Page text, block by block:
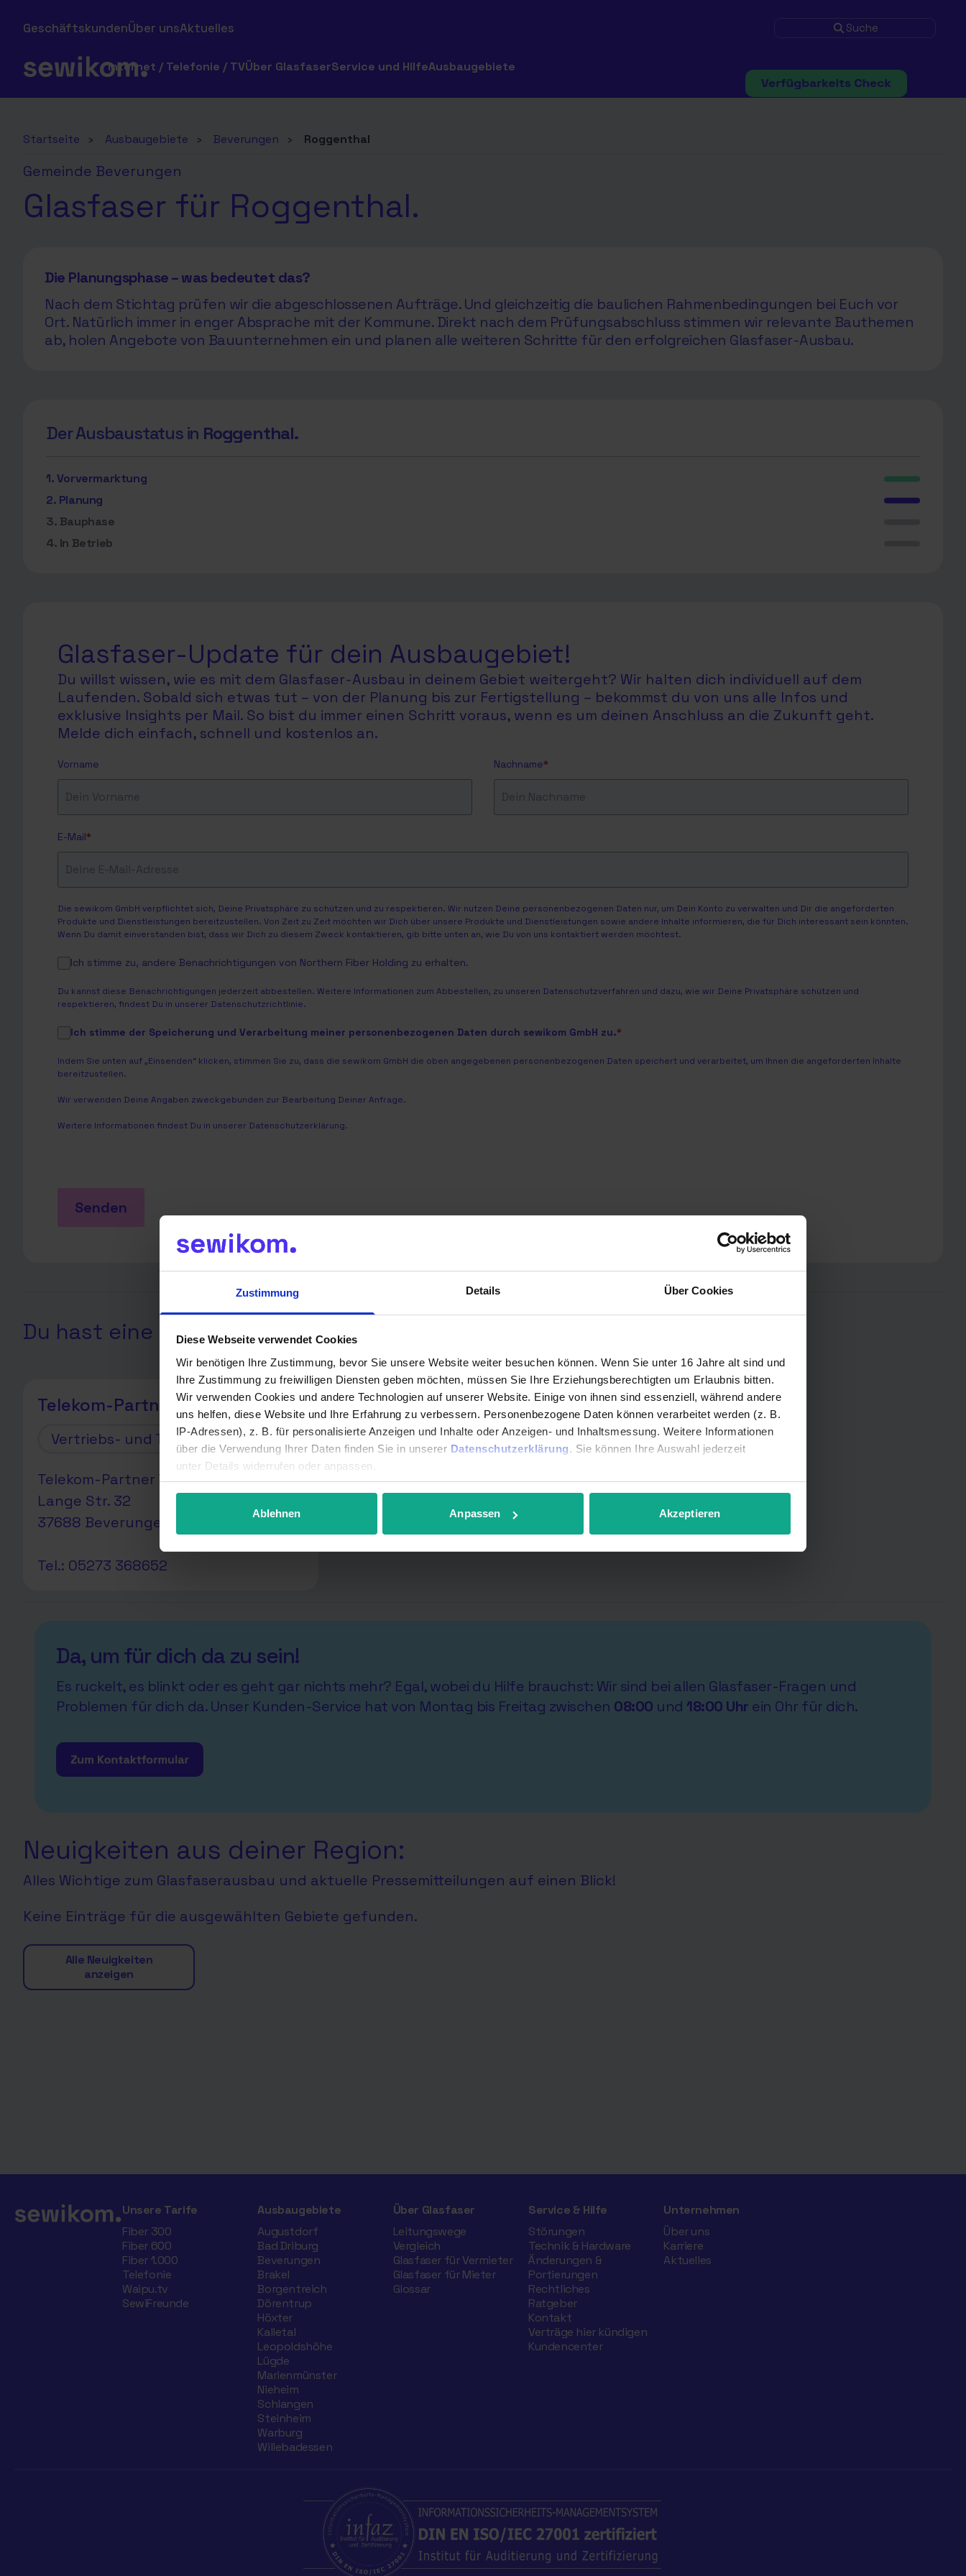
Zustimmung Details Über Cookies
Diese Webseite verwendet Cookies
Wir benötigen Ihre Zustimmung, bevor Sie unsere Website weiter besuchen können. Wenn Sie unter 16 Jahre alt sind und
Ihre Zustimmung zu freiwilligen Diensten geben möchten, müssen Sie Ihre Erziehungsberechtigten um Erlaubnis bitten.
Wir verwenden Cookies und andere Technologien auf unserer Website. Einige von ihnen sind essenziell, während andere
uns helfen, diese Website und Ihre Erfahrung zu verbessern. Personenbezogene Daten können verarbeitet werden (z. B.
IP-Adressen), z. B. für personalisierte Anzeigen und Inhalte oder Anzeigen- und Inhaltsmessung. Weitere Informationen
über die Verwendung Ihrer Daten finden Sie in unserer Datenschutzerklärung. Sie können Ihre Auswahl jederzeit
unter Details widerrufen oder anpassen.
Ablehnen Anpassen Akzeptieren
GeschäftskundenÜber unsAktuelles Suche
Internet / Telefonie / TVÜber GlasfaserService und HilfeAusbaugebiete
Startseite › Ausbaugebiete › Beverungen › Roggenthal
Gemeinde Beverungen
Glasfaser für Roggenthal.
Die Planungsphase – was bedeutet das?
Nach dem Stichtag prüfen wir die abgeschlossenen Aufträge. Und gleichzeitig die baulichen Rahmenbedingungen bei Euch vor
Ort. Natürlich immer in enger Absprache mit der Kommune. Direkt nach dem Prüfungsabschluss stimmen wir relevante Bauthemen
ab, holen Angebote von Bauunternehmen ein und planen alle weiteren Schritte für den erfolgreichen Glasfaser-Ausbau.
Der Ausbaustatus in Roggenthal.
1. Vorvermarktung
2. Planung
3. Bauphase
4. In Betrieb
Glasfaser-Update für dein Ausbaugebiet!
Du willst wissen, wie es mit dem Glasfaser-Ausbau in deinem Gebiet weitergeht? Wir halten dich individuell auf dem
Laufenden. Sobald sich etwas tut – von der Planung bis zur Fertigstellung – bekommst du von uns alle Infos und
exklusive Insights per Mail. So bist du immer einen Schritt voraus, wenn es um deinen Anschluss an die Zukunft geht.
Melde dich einfach, schnell und kostenlos an.
Vorname Nachname*
E-Mail*
Die sewikom GmbH verpflichtet sich, Deine Privatsphäre zu schützen und zu respektieren. Wir nutzen Deine personenbezogenen Daten nur, um Dein Konto zu verwalten und Dir die angeforderten
Produkte und Dienstleistungen bereitzustellen. Von Zeit zu Zeit möchten wir Dich über unsere Produkte und Dienstleistungen sowie andere Inhalte informieren, die für Dich interessant sein könnten.
Wenn Du damit einverstanden bist, dass wir Dich zu diesem Zweck kontaktieren, gib bitte unten an, wie Du von uns kontaktiert werden möchtest.
Ich stimme zu, andere Benachrichtigungen von Northern Fiber Holding zu erhalten.
Du kannst diese Benachrichtigungen jederzeit abbestellen. Weitere Informationen zum Abbestellen, zu unseren Datenschutzverfahren und dazu, wie wir Deine Privatsphäre schützen und
respektieren, findest Du in unserer Datenschutzrichtlinie.
Ich stimme der Speicherung und Verarbeitung meiner personenbezogenen Daten durch sewikom GmbH zu.*
Indem Sie unten auf „Einsenden“ klicken, stimmen Sie zu, dass die sewikom GmbH die oben angegebenen personenbezogenen Daten speichert und verarbeitet, um Ihnen die angeforderten Inhalte
bereitzustellen.
Wir verwenden Deine Angaben zweckgebunden zur Bearbeitung Deiner Anfrage.
Weitere Informationen findest Du in unserer Datenschutzerklärung.
Senden
Du hast eine Frage? Hier sind unsere Ansprechpartner in deiner Region:
Telekom-Partner Telebaumann
Vertriebs- und Technikpartner
Telekom-Partner Telebaumann
Lange Str. 32
37688 Beverungen
Tel.: 05273 368652
Da, um für dich da zu sein!
Es ruckelt, es blinkt oder es geht gar nichts mehr? Egal, wobei du Hilfe brauchst: Wir sind bei allen Glasfaser-Fragen und
Problemen für dich da. Unser Kunden-Service hat von Montag bis Freitag zwischen 08:00 und 18:00 Uhr ein Ohr für dich.
Neuigkeiten aus deiner Region:
Alles Wichtige zum Glasfaserausbau und aktuelle Pressemitteilungen auf einen Blick!
Keine Einträge für die ausgewählten Gebiete gefunden.
Alle Neuigkeiten
anzeigen
Unsere Tarife
Fiber 300
Fiber 600
Fiber 1.000
Telefonie
Waipu.tv
SewiFreunde
Ausbaugebiete
Augustdorf
Bad Driburg
Beverungen
Brakel
Borgentreich
Dörentrup
Höxter
Kalletal
Leopoldshöhe
Lügde
Marienmünster
Nieheim
Schlangen
Steinheim
Warburg
Willebadessen
Über Glasfaser
Leitungswege
Vergleich
Glasfaser für Vermieter
Glasfaser für Mieter
Glossar
Service & Hilfe
Störungen
Technik & Hardware
Änderungen &
Portierungen
Rechtliches
Ratgeber
Kontakt
Verträge hier kündigen
Kundencenter
Unternehmen
Über uns
Karriere
Aktuelles